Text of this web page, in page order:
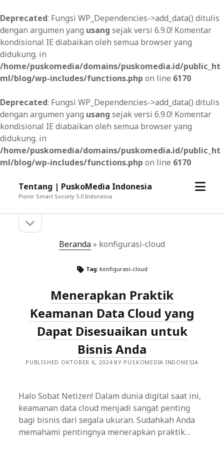
Deprecated: Fungsi WP_Dependencies->add_data() ditulis
dengan argumen yang usang sejak versi 6.9.0! Komentar
kondisional IE diabaikan oleh semua browser yang
didukung. in
/home/puskomedia/domains/puskomedia.id/public_ht
ml/blog/wp-includes/functions.php on line 6170
Deprecated: Fungsi WP_Dependencies->add_data() ditulis
dengan argumen yang usang sejak versi 6.9.0! Komentar
kondisional IE diabaikan oleh semua browser yang
didukung. in
/home/puskomedia/domains/puskomedia.id/public_ht
ml/blog/wp-includes/functions.php on line 6170
Tentang | PuskoMedia Indonesia
Pionir Smart Society 5.0 Indonesia
open
Sidebarsidebar
Beranda» konfigurasi-cloud
Tag: konfigurasi-cloud
Menerapkan Praktik
Keamanan Data Cloud yang
Dapat Disesuaikan untuk
Bisnis Anda
PUBLISHED OKTOBER 6, 2024 BY PUSKOMEDIA INDONESIA
Halo Sobat Netizen! Dalam dunia digital saat ini,
keamanan data cloud menjadi sangat penting
bagi bisnis dari segala ukuran. Sudahkah Anda
memahami pentingnya menerapkan praktik…